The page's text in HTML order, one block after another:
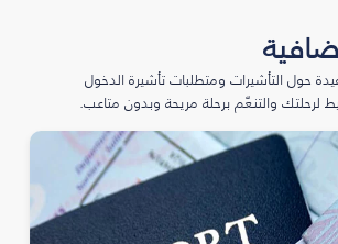
حول التأشيرات ومتطلبات تأشيرة الدخول
والتنعّم برحلة مريحة وبدون متاعب.